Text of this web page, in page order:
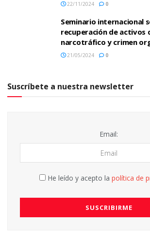
22/11/2024 0
Seminario internacional
recuperación de activos
narcotráfico y crimen
21/05/2024 0
Suscríbete a nuestra newsletter
Email:
He leído y acepto la política de